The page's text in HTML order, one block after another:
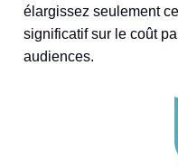
élargissez seulement
significatif sur le coût
audiences.